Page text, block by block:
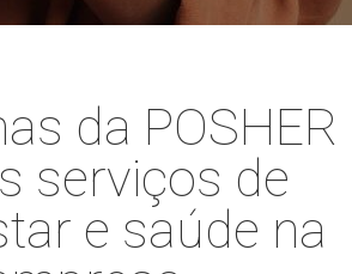
da POSHER
serviços de
e saúde na